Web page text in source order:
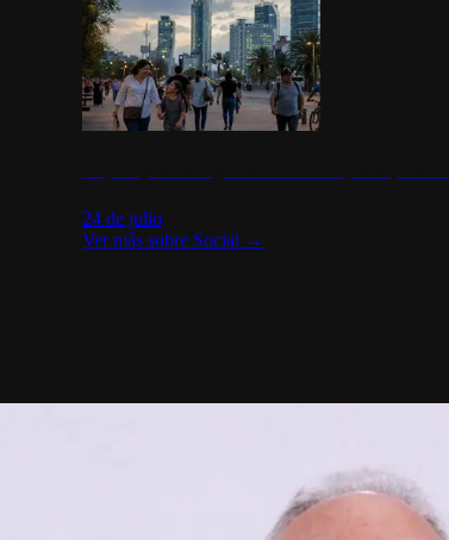
24 de julio
Ver más sobre Social →